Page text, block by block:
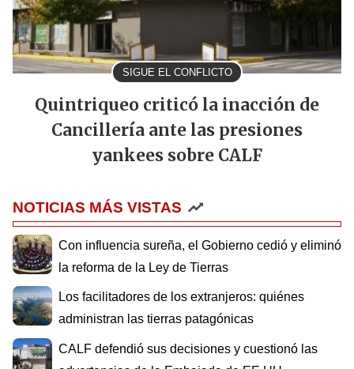
SIGUE EL CONFLICTO
Quintriqueo criticó la inacción de
Cancillería ante las presiones
yankees sobre CALF
NOTICIAS MÁS VISTAS
Con influencia sureña, el Gobierno cedió y eliminó
la reforma de la Ley de Tierras
Los facilitadores de los extranjeros: quiénes
administran las tierras patagónicas
CALF defendió sus decisiones y cuestionó las